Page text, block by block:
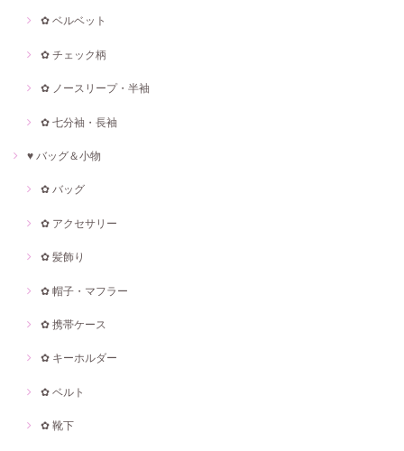
✿ ベルベット
✿ チェック柄
✿ ノースリープ・半袖
✿ 七分袖・長袖
♥ バッグ＆小物
✿ バッグ
✿ アクセサリー
✿ 髪飾り
✿ 帽子・マフラー
✿ 携帯ケース
✿ キーホルダー
✿ ベルト
✿ 靴下